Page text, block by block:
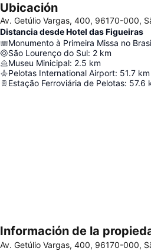
Ubicación
Av. Getúlio Vargas, 400, 96170-000,
Distancia desde Hotel das Figueiras
Monumento à Primeira Missa no
São Lourenço do Sul: 2 km
Museu Minicipal: 2.5 km
Pelotas International Airport: 51.7 km
Estação Ferroviária de Pelotas: 57.6
Ampliar mapa
Información de la
Av. Getúlio Vargas, 400, 96170-000,